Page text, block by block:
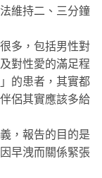
維持二、三分鐘
多，包括男性對
對性愛的滿足程
的患者，其實都
侶其實應該多給
，報告的目的是
早洩而關係緊張